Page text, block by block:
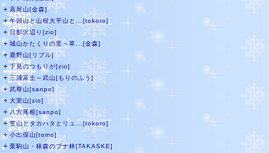
＋ 高尾山[金森]
＋午頭山と山根大平山と...[tokoro]
＋日影沢辺り[zio]
＋ 城山かたくりの里～草...[金森]
＋ 鹿野山[リブル]
＋下見のつもりが[zio]
＋三浦富士～武山[もりのふう]
＋ 武尊山[sanpo]
＋ 大室山[zio]
＋八方尾根[sanpo]
＋笠山とタカハタとリュ...[tokoro]
＋ 小出俣山[tomo]
＋ 栗駒山・秣森のブナ林[TAKASKE]